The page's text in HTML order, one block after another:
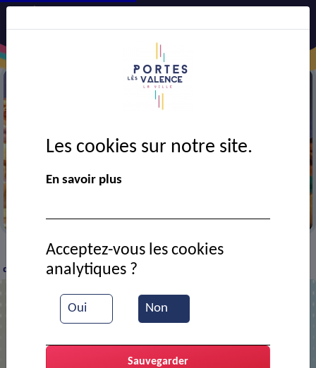
> VIE MUNICIPALE > Ressources documentaires
danse de Laëti
Les cookies sur notre site.
En savoir plus
Oui Non
Acceptez-vous les cookies
analytiques ?
Sauvegarder